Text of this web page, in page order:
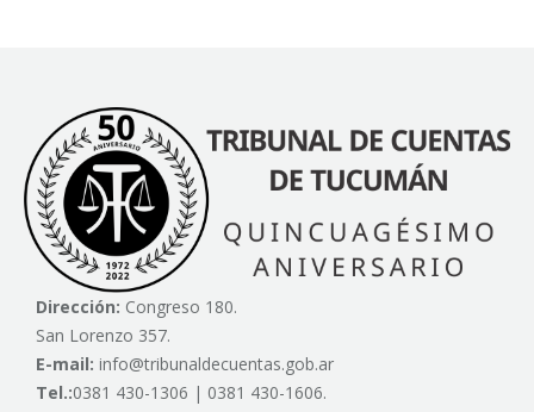
Dirección: Congreso 180.
San Lorenzo 357.
E-mail: info@tribunaldecuentas.gob.ar
Tel.:0381 430-1306 | 0381 430-1606.